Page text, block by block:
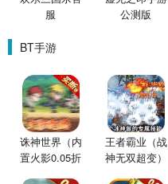
服
公测版
BT手游
诛神世界（内
置火影0.05折
王者霸业（战
神无双超变）